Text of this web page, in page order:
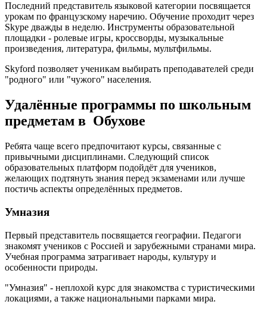
Последний представитель языковой категории посвящается
урокам по французскому наречию. Обучение проходит через
Skype дважды в неделю. Инструменты образовательной
площадки - ролевые игры, кроссворды, музыкальные
произведения, литература, фильмы, мультфильмы.
Skyford позволяет ученикам выбирать преподавателей среди
"родного" или "чужого" населения.
Удалённые программы по школьным
предметам в Обухове
Ребята чаще всего предпочитают курсы, связанные с
привычными дисциплинами. Следующий список
образовательных платформ подойдёт для учеников,
желающих подтянуть знания перед экзаменами или лучше
постичь аспекты определённых предметов.
Умназия
Первый представитель посвящается географии. Педагоги
знакомят учеников с Россией и зарубежными странами мира.
Учебная программа затрагивает народы, культуру и
особенности природы.
"Умназия" - неплохой курс для знакомства с туристическими
локациями, а также национальными парками мира.